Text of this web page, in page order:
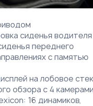
сиденья водителя
переднего
с памятью
на лобовое
обзора с 4 камерами
16 динамиков,